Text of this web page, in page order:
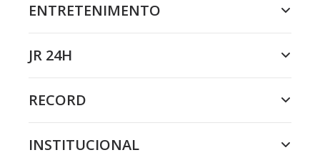
ENTRETENIMENTO
JR 24H
RECORD
INSTITUCIONAL